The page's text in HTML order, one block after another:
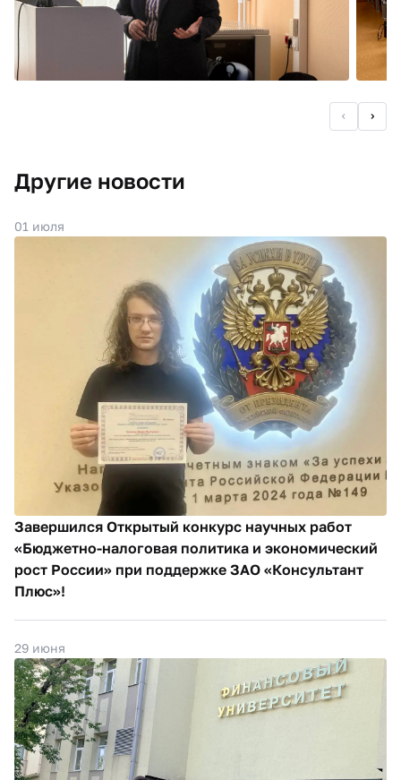
Другие новости
01 июля
Завершился Открытый конкурс научных работ
«Бюджетно-налоговая политика и экономический
рост России» при поддержке ЗАО «Консультант
Плюс»!
29 июня